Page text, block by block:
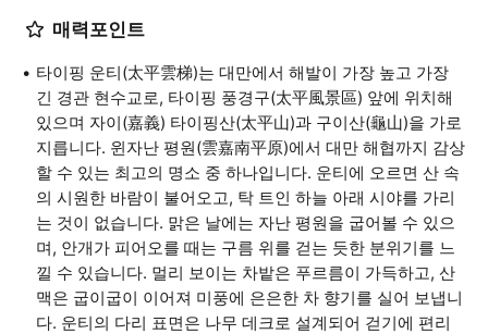
매력포인트
타이핑 운티(太平雲梯)는 대만에서 해발이 가장 높고 가장
긴 경관 현수교로, 타이핑 풍경구(太平風景區) 앞에 위치해
있으며 자이(嘉義) 타이핑산(太平山)과 구이산(龜山)을 가로
지릅니다. 윈자난 평원(雲嘉南平原)에서 대만 해협까지 감상
할 수 있는 최고의 명소 중 하나입니다. 운티에 오르면 산 속
의 시원한 바람이 불어오고, 탁 트인 하늘 아래 시야를 가리
는 것이 없습니다. 맑은 날에는 자난 평원을 굽어볼 수 있으
며, 안개가 피어오를 때는 구름 위를 걷는 듯한 분위기를 느
낄 수 있습니다. 멀리 보이는 차밭은 푸르름이 가득하고, 산
맥은 굽이굽이 이어져 미풍에 은은한 차 향기를 실어 보냅니
다. 운티의 다리 표면은 나무 데크로 설계되어 걷기에 편리